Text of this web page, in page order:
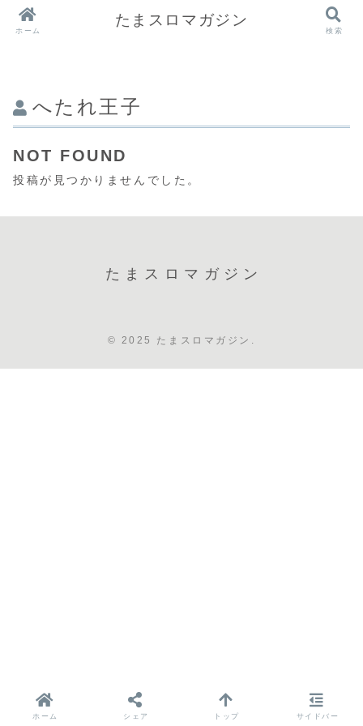
へたれ王子
NOT FOUND
投稿が見つかりませんでした。
たまスロマガジン
© 2025 たまスロマガジン.
ホーム
たまスロマガジン
検索
ホーム シェア トップ サイドバー